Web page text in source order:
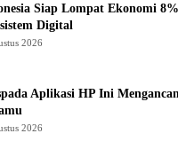
Siap Lompat Ekonomi
Digital
2026
Aplikasi HP Ini
2026